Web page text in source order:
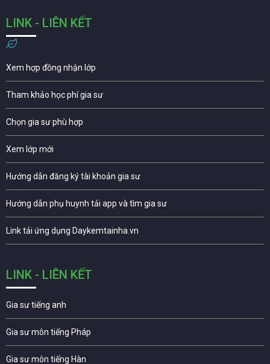
LINK - LIÊN KẾT
Xem hợp đồng nhận lớp
Tham khảo học phí gia sư
Chọn gia sư phù hợp
Xem lớp mới
Hướng dẫn đăng ký tài khoản gia sư
Hướng dẫn phụ huynh tải app và tìm gia sư
Link tải ứng dụng Daykemtainha.vn
LINK - LIÊN KẾT
Gia sư tiếng anh
Gia sư môn tiếng Pháp
Gia sư môn tiếng Hàn